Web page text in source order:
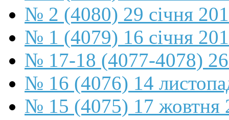
№ 2 (4080) 29 січня
№ 1 (4079) 16 січня
№ 17-18 (4077-4078) 26
№ 16 (4076) 14
№ 15 (4075) 17 жовтня